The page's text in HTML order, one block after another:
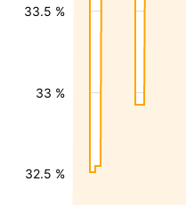
32.5 %
33 %
33.5 %